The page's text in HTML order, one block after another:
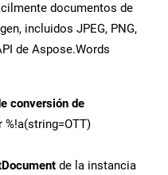
documentos de
incluidos JPEG, PNG,
de Aspose.Words
conversión de
%!a(string=OTT)
de la instancia